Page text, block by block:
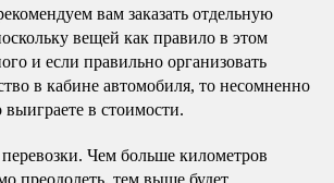
вам заказать отдельную
вещей как правило в этом
и если правильно организовать
в кабине автомобиля, то несомненно
выиграете в стоимости.
Чем больше километров
преодолеть, тем выше будет